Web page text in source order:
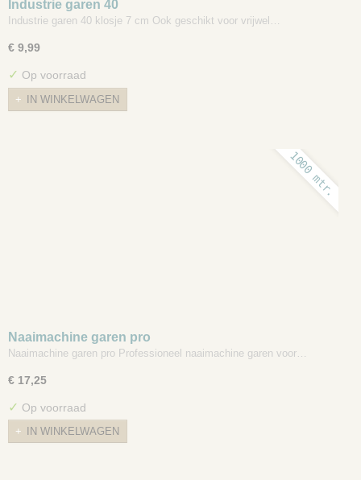
Industrie garen 40
Industrie garen 40 klosje 7 cm Ook geschikt voor vrijwel…
€ 9,99
✓ Op voorraad
IN WINKELWAGEN
1000 mtr.
Naaimachine garen pro
Naaimachine garen pro Professioneel naaimachine garen voor…
€ 17,25
✓ Op voorraad
IN WINKELWAGEN